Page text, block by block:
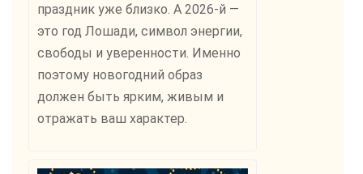
праздник уже близко. А 2026-й —
это год Лошади, символ энергии,
свободы и уверенности. Именно
поэтому новогодний образ
должен быть ярким, живым и
отражать ваш характер.